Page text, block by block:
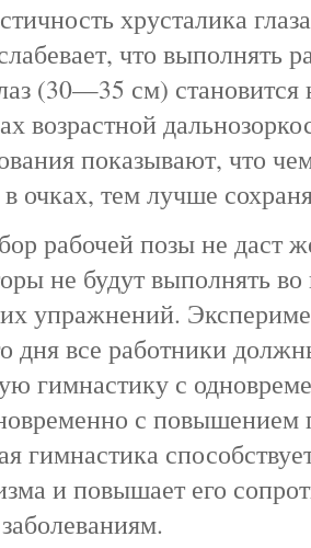
хрусталика
что выполнять
(30—35 см)
возрастной
показывают, что
в очках, тем лучше
рабочей позы не даст
не будут выполнять
упражнений.
дня все работники
гимнастику с
с повышением
гимнастика
и повышает его